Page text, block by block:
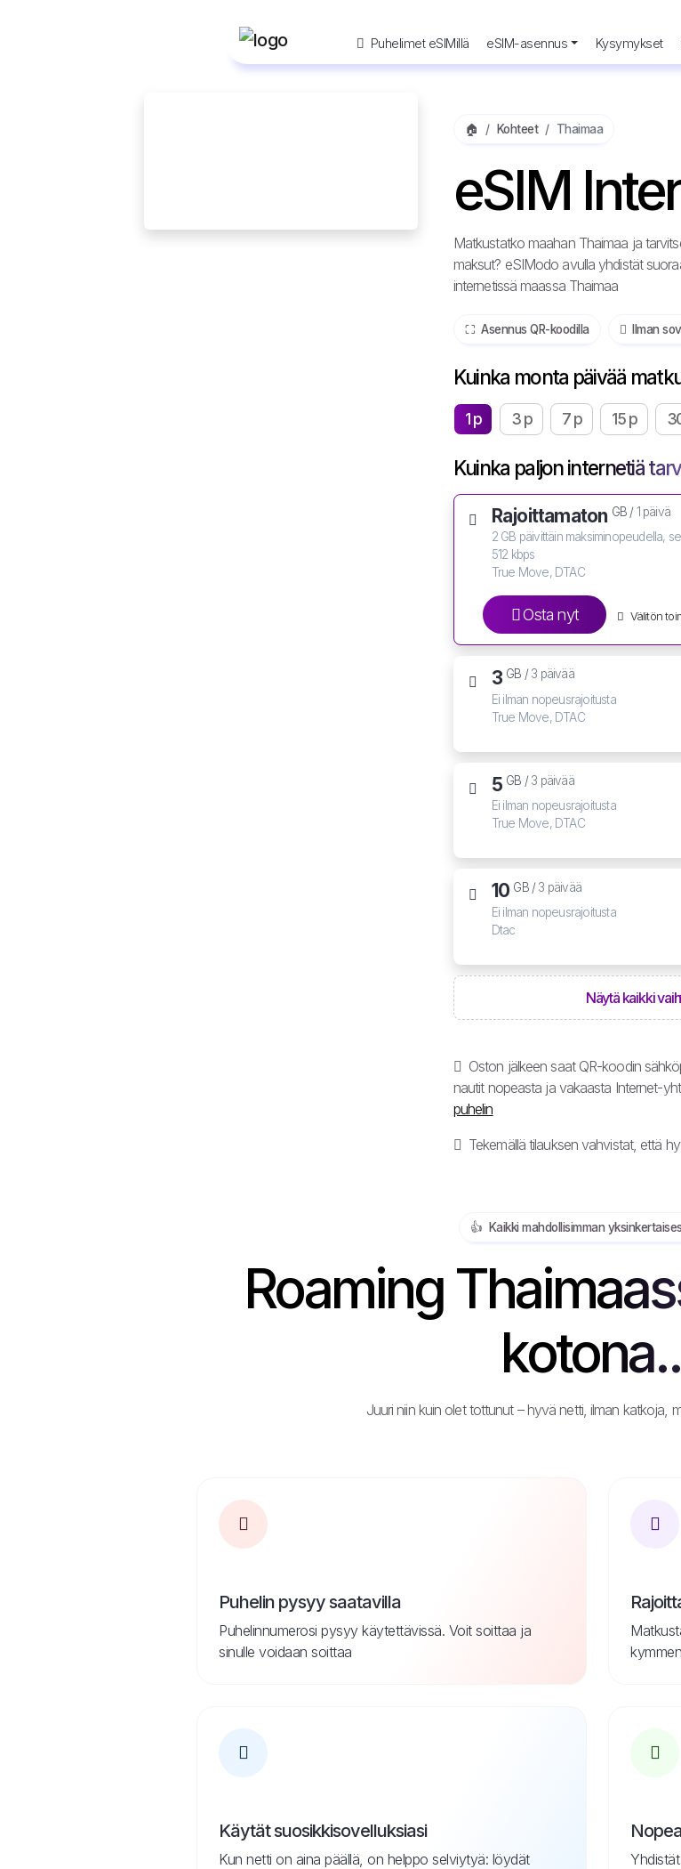
Puhelimet eSIMillä eSIM-asennus Kysymykset
🏠 Kohteet Thaimaa
eSIM
Matkustatko maahan Thaimaa ja
maksut? eSIModo avulla yhdistät
internetissä maassa Thaimaa
⛶️️ Asennus QR-koodilla ️ Ilman
Kuinka monta päivää
1 p 3 p 7 p 15 p
Kuinka paljon internetiä
Rajoittamaton GB /1 päivä
2 GB päivittäin maksiminopeudella,
512 kbps
True Move, DTAC
Osta nyt Välitön
3 GB /3 päivää
Ei ilman nopeusrajoitusta
True Move, DTAC
5 GB /3 päivää
Ei ilman nopeusrajoitusta
True Move, DTAC
10 GB /3 päivää
Ei ilman nopeusrajoitusta
Dtac
Näytä kaikki
Oston jälkeen saat QR-koodin
nautit nopeasta ja vakaasta Internet-
puhelin
Tekemällä tilauksen vahvistat, että
👍️ Kaikki mahdollisimman
Roaming
Juuri niin kuin olet tottunut – hyvä netti, ilman katkoja,
Puhelin pysyy saatavilla
Puhelinnumerosi pysyy käytettävissä. Voit soittaa ja
sinulle voidaan soittaa
Käytät suosikkisovelluksiasi
Kun netti on aina päällä, on helppo selviytyä: löydät